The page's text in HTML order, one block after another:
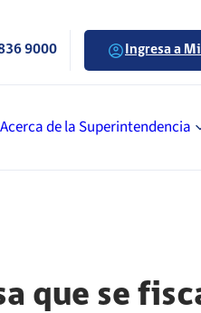
Acerca de la Superintendencia
9000 Ingresa a
que se